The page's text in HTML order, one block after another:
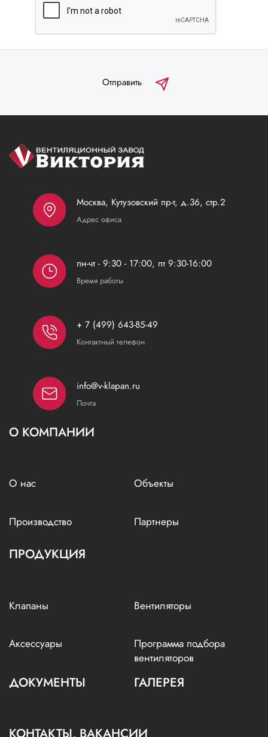
Отправить
Москва, Кутузовский пр-т, д.36, стр.2
Адрес офиса
пн-чт - 9:30 - 17:00, пт 9:30-16:00
Время работы
+ 7 (499) 643-85-49
Контактный телефон
info@v-klapan.ru
Почта
О КОМПАНИИ
О нас Объекты
Производство Партнеры
ПРОДУКЦИЯ
Клапаны Вентиляторы
Аксессуары
Программа подбора
вентиляторов
ДОКУМЕНТЫ ГАЛЕРЕЯ